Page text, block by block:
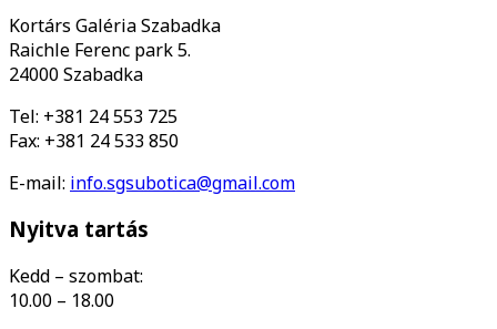
Kortárs Galéria Szabadka
Raichle Ferenc park 5.
24000 Szabadka
Tel: +381 24 553 725
Fax: +381 24 533 850
E-mail: info.sgsubotica@gmail.com
Nyitva tartás
Kedd – szombat:
10.00 – 18.00